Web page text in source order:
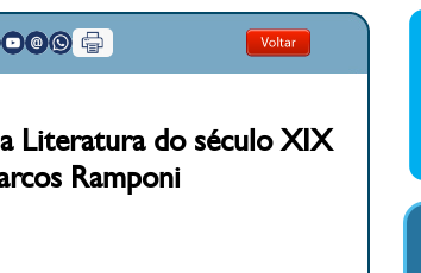
Literatura do século XIX
Ramponi